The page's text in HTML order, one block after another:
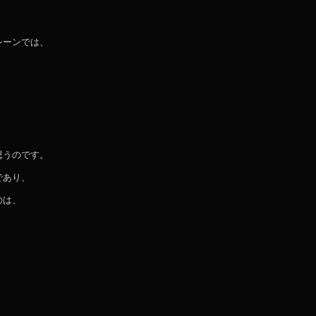
ンでは、
のです。
り、
、